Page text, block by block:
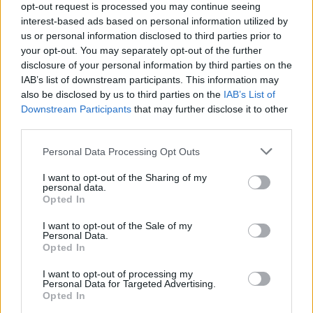
opt-out request is processed you may continue seeing
interest-based ads based on personal information utilized by
us or personal information disclosed to third parties prior to
your opt-out. You may separately opt-out of the further
disclosure of your personal information by third parties on the
IAB’s list of downstream participants. This information may
also be disclosed by us to third parties on the IAB’s List of
Downstream Participants that may further disclose it to other
Personal Data Processing Opt Outs
I want to opt-out of the Sharing of my
personal data.
Opted In
I want to opt-out of the Sale of my
Personal Data.
Opted In
I want to opt-out of processing my
Personal Data for Targeted Advertising.
Opted In